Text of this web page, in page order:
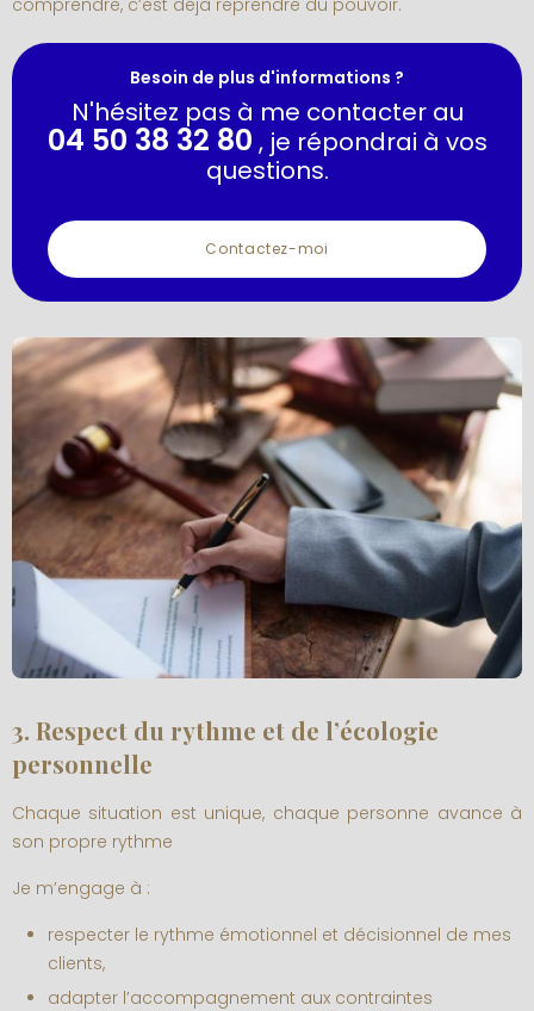
Besoin de plus d'informations ?
N'hésitez pas à me contacter au
04 50 38 32 80 , je répondrai à vos
questions.
Contactez-moi
3. Respect du rythme et de l’écologie
personnelle
Chaque situation est unique, chaque personne avance à
son propre rythme
Je m’engage à :
respecter le rythme émotionnel et décisionnel de mes
clients,
adapter l’accompagnement aux contraintes